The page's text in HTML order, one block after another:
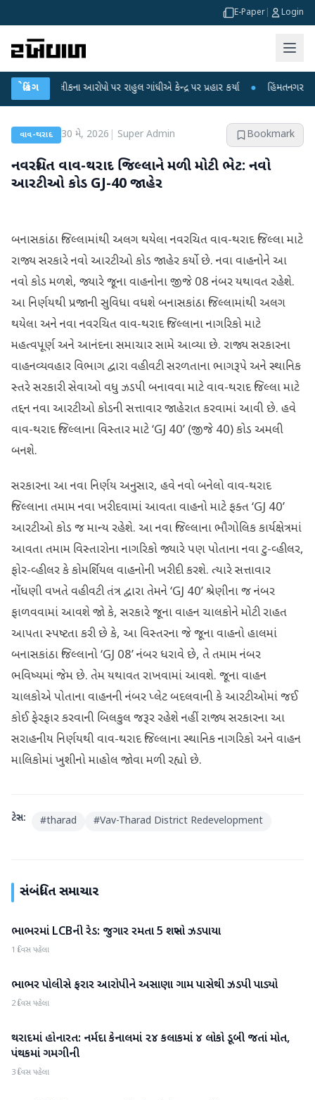
E-Paper Login
બ્રેકિંગ
લીકના આરોપો પર રાહુલ ગાંધીએ કેન્દ્ર પર પ્રહાર કર્યા ● હિંમતનગરમાં રહસ્યમય
વાવ-થરાદ 30 મે, 2026 Super Admin Bookmark
નવરચિત વાવ-થરાદ જિલ્લાને મળી મોટી ભેટ: નવો
આરટીઓ કોડ GJ-40 જાહેર
બનાસકાંઠા જિલ્લામાંથી અલગ થયેલા નવરચિત વાવ-થરાદ જિલ્લા માટે
રાજ્ય સરકારે નવો આરટીઓ કોડ જાહેર કર્યો છે. નવા વાહનોને આ
નવો કોડ મળશે, જ્યારે જૂના વાહનોના જીજે 08 નંબર યથાવત રહેશે.
આ નિર્ણયથી પ્રજાની સુવિધા વધશે બનાસકાંઠા જિલ્લામાંથી અલગ
થયેલા અને નવા નવરચિત વાવ-થરાદ જિલ્લાના નાગરિકો માટે
મહત્વપૂર્ણ અને આનંદના સમાચાર સામે આવ્યા છે. રાજ્ય સરકારના
વાહનવ્યવહાર વિભાગ દ્વારા વહીવટી સરળતાના ભાગરૂપે અને સ્થાનિક
સ્તરે સરકારી સેવાઓ વધુ ઝડપી બનાવવા માટે વાવ-થરાદ જિલ્લા માટે
તદ્દન નવા આરટીઓ કોડની સત્તાવાર જાહેરાત કરવામાં આવી છે. હવે
વાવ-થરાદ જિલ્લાના વિસ્તાર માટે ‘GJ 40’ (જીજે 40) કોડ અમલી
બનશે.
સરકારના આ નવા નિર્ણય અનુસાર, હવે નવો બનેલો વાવ-થરાદ
જિલ્લાના તમામ નવા ખરીદવામાં આવતા વાહનો માટે ફક્ત ‘GJ 40’
આરટીઓ કોડ જ માન્ય રહેશે. આ નવા જિલ્લાના ભૌગોલિક કાર્યક્ષેત્રમાં
આવતા તમામ વિસ્તારોના નાગરિકો જ્યારે પણ પોતાના નવા ટુ-વ્હીલર,
ફોર-વ્હીલર કે કોમર્શિયલ વાહનોની ખરીદી કરશે. ત્યારે સત્તાવાર
નોંધણી વખતે વહીવટી તંત્ર દ્વારા તેમને ‘GJ 40’ શ્રેણીના જ નંબર
ફાળવવામાં આવશે જો કે, સરકારે જૂના વાહન ચાલકોને મોટી રાહત
આપતા સ્પષ્ટતા કરી છે કે, આ વિસ્તરના જે જૂના વાહનો હાલમાં
બનાસકાંઠા જિલ્લાનો ‘GJ 08’ નંબર ધરાવે છે, તે તમામ નંબર
ભવિષ્યમાં જેમ છે. તેમ યથાવત રાખવામાં આવશે. જૂના વાહન
ચાલકોએ પોતાના વાહનની નંબર પ્લેટ બદલવાની કે આરટીઓમાં જઈ
કોઈ ફેરફાર કરવાની બિલકુલ જરૂર રહેશે નહીં રાજ્ય સરકારના આ
સરાહનીય નિર્ણયથી વાવ-થરાદ જિલ્લાના સ્થાનિક નાગરિકો અને વાહન
માલિકોમાં ખુશીનો માહોલ જોવા મળી રહ્યો છે.
ટેગ્સ: #tharad #Vav-Tharad District Redevelopment
સંબંધિત સમાચાર
વાવ-થરાદ
ભાભરમાં LCBની રેડ: જુગાર રમતા 5 શખ્સો ઝડપાયા
1 દિવસ પહેલા
વાવ-થરાદ
ભાભર પોલીસે ફરાર આરોપીને અસાણા ગામ પાસેથી ઝડપી પાડ્યો
2 દિવસ પહેલા
વાવ-થરાદ
થરાદમાં હોનારત: નર્મદા કેનાલમાં ૨૪ કલાકમાં ૪ લોકો ડૂબી જતાં મોત,
પંથકમાં ગમગીની
3 દિવસ પહેલા